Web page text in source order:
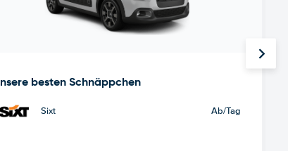
besten Schnäppchen
Sixt Ab/Tag